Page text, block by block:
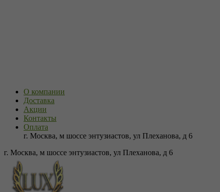
О компании
Доставка
Акции
Контакты
Оплата
г. Москва, м шоссе энтузиастов, ул Плеханова, д 6
г. Москва, м шоссе энтузиастов, ул Плеханова, д 6